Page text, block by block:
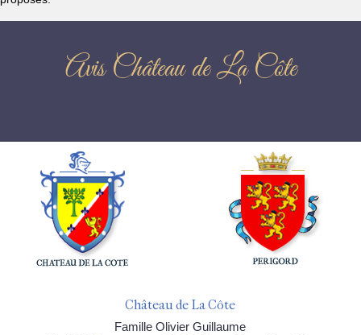
Avis Château de La Côte
Château de La Côte
Famille Olivier Guillaume